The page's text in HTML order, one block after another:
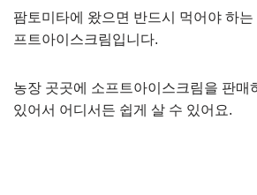
팜토미타에 왔으면 반드시 먹어야 하
프트아이스크림입니다.
농장 곳곳에 소프트아이스크림을 판매
있어서 어디서든 쉽게 살 수 있어요.